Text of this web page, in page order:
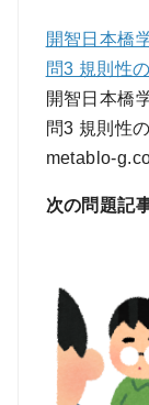
開智日本橋
問3 規則性
開智日本橋
問3 規則性
metablo-
次の問題記